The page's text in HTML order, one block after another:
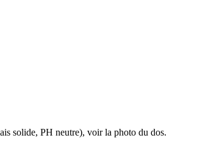
solide, PH neutre), voir la photo du dos.